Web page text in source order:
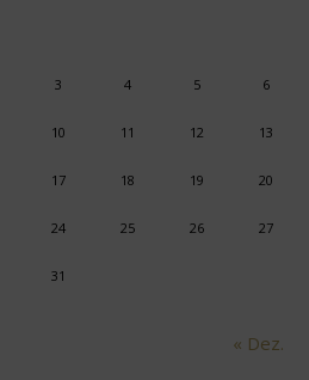
3 4 5 6
10 11 12 13
17 18 19 20
24 25 26 27
31
« Dez.